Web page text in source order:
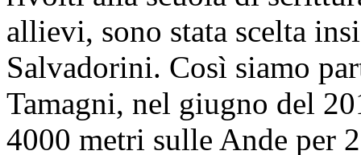
allievi, sono stata scelta
Salvadorini. Così siamo
Tamagni, nel giugno del
4000 metri sulle Ande per